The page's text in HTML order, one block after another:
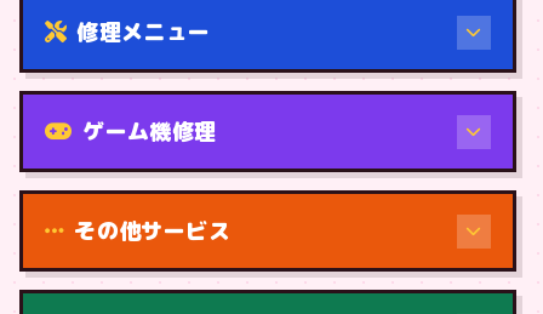
修理メニュー
機種から
ゲーム機修理
その他サービス